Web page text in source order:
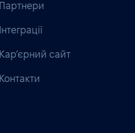
Партнери
Інтеграції
Кар’єрний сайт
Контакти